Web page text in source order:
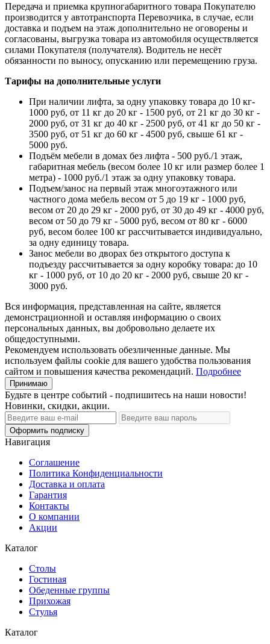
Передача и приемка крупногабаритного товара Покупателю
производится у автотранспорта Перевозчика, в случае, если
доставка и подъем на этаж дополнительно не оговорены и
согласованы, выгрузка товара из автомобиля осуществляется
силами Покупателя (получателя). Водитель не несёт
обязанности по выносу, опусканию или перемещению груза.
Тарифы на дополнительные услуги
При наличии лифта, за одну упаковку товара до 10 кг-
1000 руб, от 11 кг до 20 кг - 1500 руб, от 21 кг до 30 кг -
2000 руб, от 31 кг до 40 кг - 2500 руб, от 41 кг до 50 кг -
3500 руб, от 51 кг до 60 кг - 4500 руб, свыше 61 кг -
5000 руб.
Подъём мебели в домах без лифта - 500 руб./1 этаж,
габаритная мебель (весом более 10 кг или размер более 1
метра) - 1000 руб./1 этаж за одну упаковку товара.
Подъем/занос на первый этаж многоэтажного или
частного дома мебель весом от 5 до 19 кг - 1000 руб,
весом от 20 до 29 кг - 2000 руб, от 30 до 49 кг - 4000 руб,
весом от 50 до 79 кг - 5000 руб, весом от 80 кг - 6000
руб, весом более 100 кг рассчитывается индивидуально,
за одну единицу товара.
Занос мебели во дворах без открытого доступа к
подъезду рассчитывается за одну коробку товара: до 10
кг - 1000 руб, от 10 до 20 кг - 2000 руб, свыше 20 кг -
3000 руб.
Вся информация, представленная на сайте, является
демонстрационной и оставляя информацию о своих
персональных данных, вы добровольно делаете их
общедоступными.
Рекомендуем использовать обезличенные данные. Мы
используем файлы cookie для вашего удобства пользования
сайтом и повышения качества рекомендаций. Подробнее
Принимаю
Будьте в центре событий - подпишитесь на наши новости!
Новинки, скидки, акции.
Оформить подписку
Навигация
Соглашение
Политика Конфиденциальности
Доставка и оплата
Гарантия
Контакты
О компании
Акции
Каталог
Cтолы
Гостиная
Обеденные группы
Прихожая
Стулья
Каталог